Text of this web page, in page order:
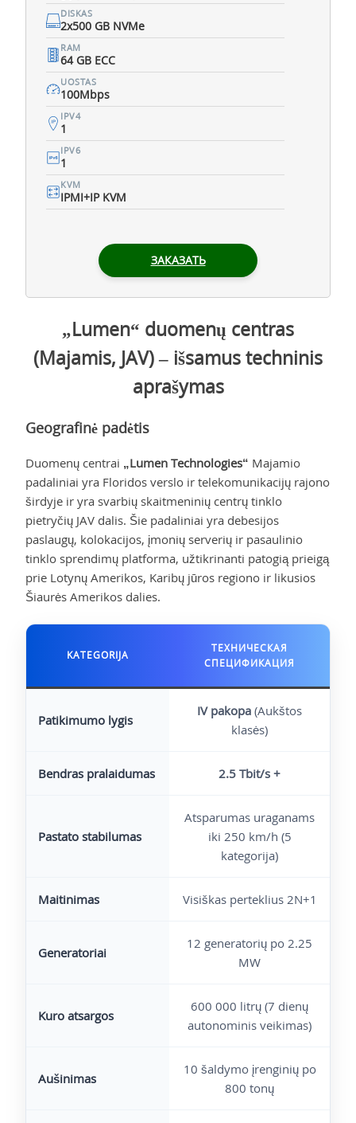
DISKAS
2x500 GB NVMe
RAM
64 GB ECC
UOSTAS
100Mbps
IPV4
1
IPV6
1
KVM
IPMI+IP KVM
ЗАКАЗАТЬ
„Lumen“ duomenų centras
(Majamis, JAV) – išsamus techninis
aprašymas
Geografinė padėtis
Duomenų centrai „Lumen Technologies“ Majamio
padaliniai yra Floridos verslo ir telekomunikacijų rajono
širdyje ir yra svarbių skaitmeninių centrų tinklo
pietryčių JAV dalis. Šie padaliniai yra debesijos
paslaugų, kolokacijos, įmonių serverių ir pasaulinio
tinklo sprendimų platforma, užtikrinanti patogią prieigą
prie Lotynų Amerikos, Karibų jūros regiono ir likusios
Šiaurės Amerikos dalies.
KATEGORIJA
ТЕХНИЧЕСКАЯ
СПЕЦИФИКАЦИЯ
Patikimumo lygis
IV pakopa (Aukštos
klasės)
Bendras pralaidumas 2.5 Tbit/s +
Pastato stabilumas
Atsparumas uraganams
iki 250 km/h (5
kategorija)
Maitinimas Visiškas perteklius 2N+1
Generatoriai
12 generatorių po 2.25
MW
Kuro atsargos
600 000 litrų (7 dienų
autonominis veikimas)
Aušinimas
10 šaldymo įrenginių po
800 tonų